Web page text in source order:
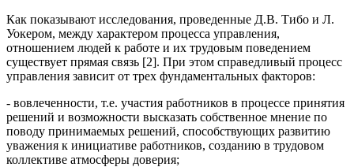
Как показывают исследования, проведенные Д.В. Тибо и Л.
Уокером, между характером процесса управления,
отношением людей к работе и их трудовым поведением
существует прямая связь [2]. При этом справедливый процесс
управления зависит от трех фундаментальных факторов:
- вовлеченности, т.е. участия работников в процессе принятия
решений и возможности высказать собственное мнение по
поводу принимаемых решений, способствующих развитию
уважения к инициативе работников, созданию в трудовом
коллективе атмосферы доверия;